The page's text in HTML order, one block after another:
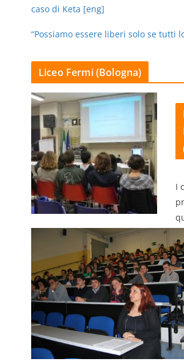
caso di Keta [eng]
“Possiamo essere liberi solo se tutti
Liceo Fermi (Bologna)
I